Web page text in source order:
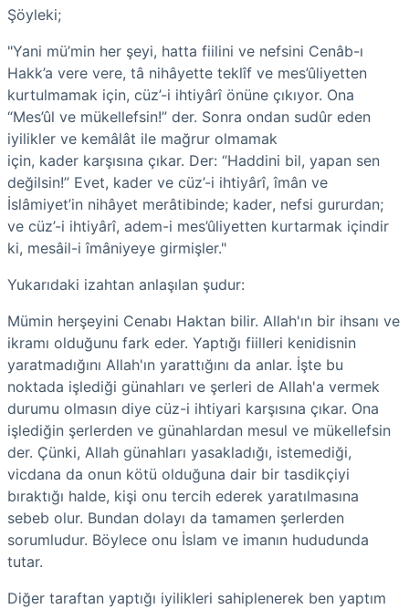
Şöyleki;
"Yani mü’min her şeyi, hatta fiilini ve nefsini Cenâb-ı
Hakk’a vere vere, tâ nihâyette teklîf ve mes’û­liyetten
kurtulmamak için, cüz’-i ihtiyârî önüne çıkıyor. Ona
“Mes’ûl ve mükellefsin!” der. Sonra ondan sudûr eden
iyilikler ve kemâlât ile mağrur olmamak
için, kader karşısına çıkar. Der: “Haddini bil, yapan sen
değilsin!” Evet, kader ve cüz’-i ihtiyârî, îmân ve
İslâmiyet’in nihâyet merâtibinde; kader, nefsi gururdan;
ve cüz’-i ihtiyârî, adem-i mes’ûliyetten kurtarmak içindir
ki, mesâil-i îmâniyeye girmişler."
Yukarıdaki izahtan anlaşılan şudur:
Mümin herşeyini Cenabı Haktan bilir. Allah'ın bir ihsanı ve
ikramı olduğunu fark eder. Yaptığı fiilleri kenidisnin
yaratmadığını Allah'ın yarattığını da anlar. İşte bu
noktada işlediği günahları ve şerleri de Allah'a vermek
durumu olmasın diye cüz-i ihtiyari karşısına çıkar. Ona
işlediğin şerlerden ve günahlardan mesul ve mükellefsin
der. Çünki, Allah günahları yasakladığı, istemediği,
vicdana da onun kötü olduğuna dair bir tasdikçiyi
bıraktığı halde, kişi onu tercih ederek yaratılmasına
sebeb olur. Bundan dolayı da tamamen şerlerden
sorumludur. Böylece onu İslam ve imanın hududunda
tutar.
Diğer taraftan yaptığı iyilikleri sahiplenerek ben yaptım